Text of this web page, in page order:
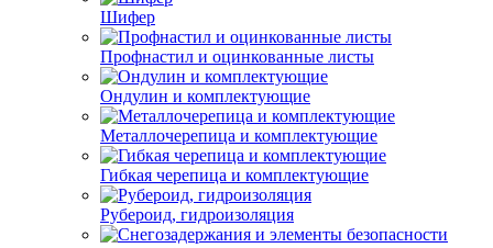
Шифер
Профнастил и оцинкованные листы
Ондулин и комплектующие
Металлочерепица и комплектующие
Гибкая черепица и комплектующие
Рубероид, гидроизоляция